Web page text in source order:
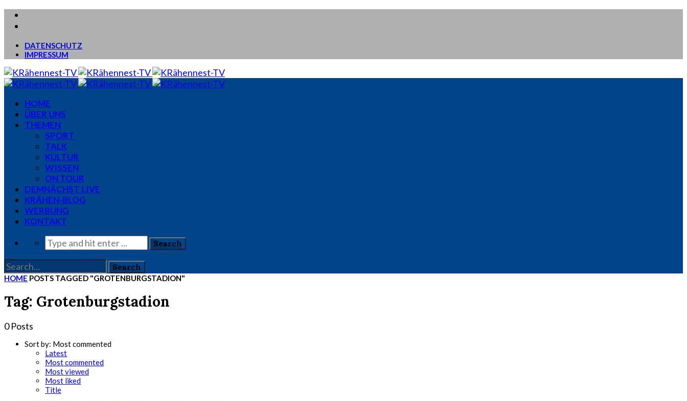
DATENSCHUTZ
IMPRESSUM
HOME
ÜBER UNS
THEMEN
SPORT
TALK
KULTUR
WISSEN
ON TOUR
DEMNÄCHST LIVE
KRÄHEN-BLOG
WERBUNG
KONTAKT
HOME POSTS TAGGED "GROTENBURGSTADION"
Tag: Grotenburgstadion
0 Posts
Sort by: Most commented
Latest
Most commented
Most viewed
Most liked
Title